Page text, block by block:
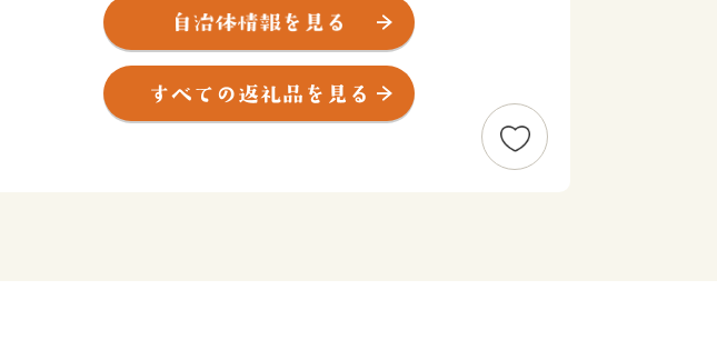
良いことから「陸の港」とも称され、「人」「モノ」「情報」が集
まる中核市、そして経済県都として成長を続けています。
今なお、東日本大震災に伴う原子力災害が市民生活に影響を及ぼし
ている中、B-1グランプリなど、復興イベントの開催や相次ぐ企業